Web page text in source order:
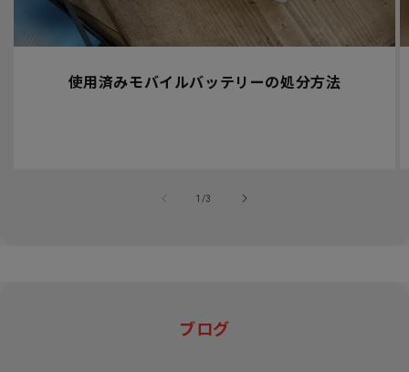
使用済みモバイルバッテリーの処分方法
1 /
の3
ブログ